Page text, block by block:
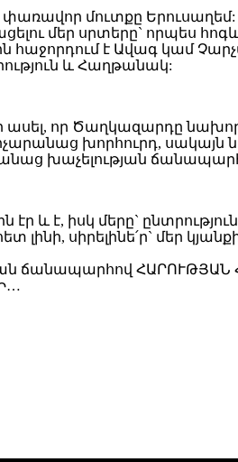
մուտքը
մեր սրտերը` որպես
է Ավագ կամ
և Հաղթանակ:
ասել, որ Ծաղկազարդը
խորհուրդ,
խաչելության
և է, իսկ մերը`
լինի, սիրելինե՛ր` մեր
ճանապարհով